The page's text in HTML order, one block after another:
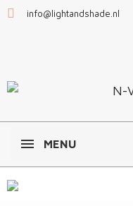
info@lightandshade.nl
MENU